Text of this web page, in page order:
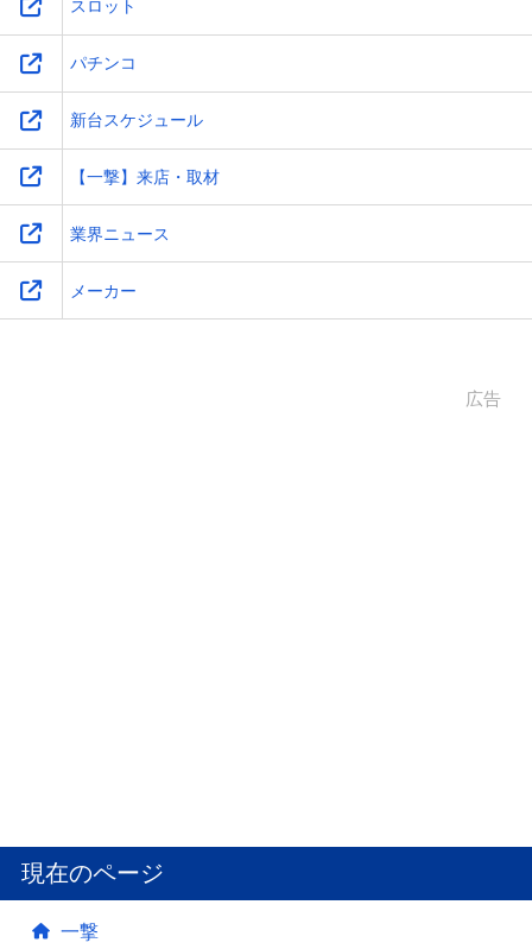
スロット
パチンコ
新台スケジュール
【一撃】来店・取材
業界ニュース
メーカー
広告
現在のページ
一撃